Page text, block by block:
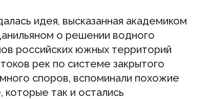
идея, высказанная академиком
о решении водного
российских южных территорий
рек по системе закрытого
споров, вспоминали похожие
так и остались